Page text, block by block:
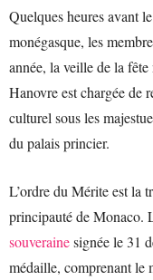
Quelques heures avant
monégasque, les
année, la veille de la
Hanovre est chargée de
culturel sous les
du palais princier.
L’ordre du Mérite est la
principauté de Monaco.
souverainesignée le 31
médaille, comprenant le